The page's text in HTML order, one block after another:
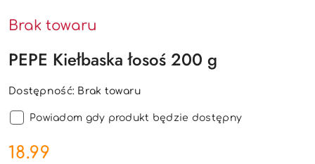
Brak towaru
PEPE Kiełbaska łosoś 200 g
Dostępność: Brak towaru
Powiadom gdy produkt będzie dostępny
cena:
18.99